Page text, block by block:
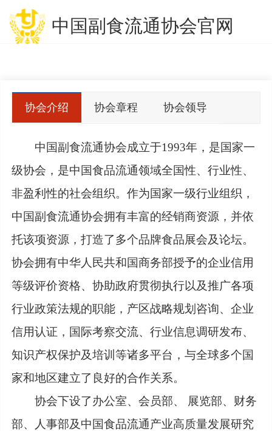
中国副食流通协会官网
协会介绍 协会章程 协会领导
中国副食流通协会成立于1993年，是国家一
级协会，是中国食品流通领域全国性、行业性、
非盈利性的社会组织。作为国家一级行业组织，
中国副食流通协会拥有丰富的经销商资源，并依
托该项资源，打造了多个品牌食品展会及论坛。
协会拥有中华人民共和国商务部授予的企业信用
等级评价资格、协助政府贯彻执行以及推广各项
行业政策法规的职能，产区战略规划咨询、企业
信用认证，国际考察交流、行业信息调研发布、
知识产权保护及培训等诸多平台，与全球多个国
家和地区建立了良好的合作关系。
协会下设了办公室、会员部、 展览部、财务
部、人事部及中国食品流通产业高质量发展研究